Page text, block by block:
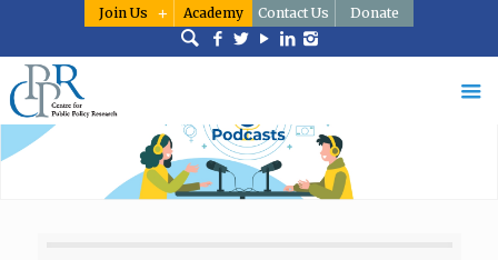
Join Us Academy Contact Us Donate